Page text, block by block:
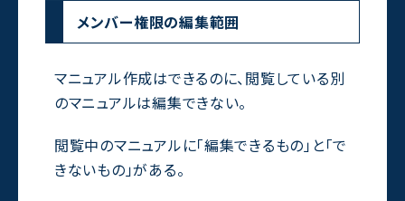
メンバー権限の編集範囲
マニュアル作成はできるのに、閲覧している別
のマニュアルは編集できない。
閲覧中のマニュアルに「編集できるもの」と「で
きないもの」がある。